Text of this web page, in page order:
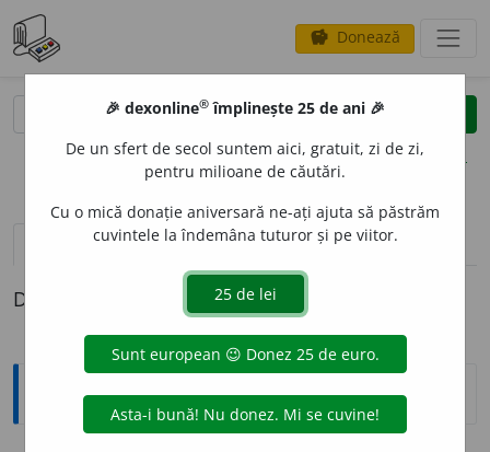
savings Donează
clear
opțiuni
definiții (1) pronunțievolume_up (6)
Definiția cu ID-ul 560816:
Explicative DEX
🎉 dexonline® împlinește 25 de ani 🎉
De un sfert de secol suntem aici, gratuit, zi de zi,
pentru milioane de căutări.
Cu o mică donație aniversară ne-ați ajuta să păstrăm
cuvintele la îndemâna tuturor și pe viitor.